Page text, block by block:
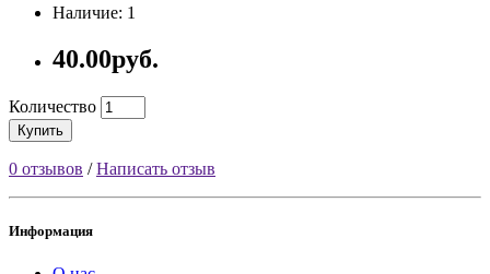
Наличие: 1
40.00руб.
Количество
Купить
0 отзывов /Написать отзыв
Информация